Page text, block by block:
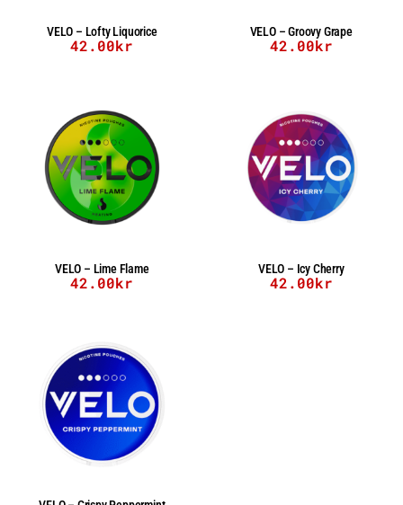
VELO – Lofty Liquorice
42.00kr
VELO – Groovy Grape
42.00kr
VELO – Lime Flame
42.00kr
VELO – Icy Cherry
42.00kr